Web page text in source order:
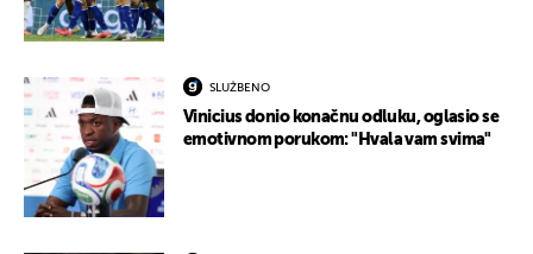
SLUŽBENO
Vinicius donio konačnu odluku, oglasio se
emotivnom porukom: "Hvala vam svima"